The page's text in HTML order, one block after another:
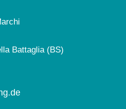
Battaglia (BS)